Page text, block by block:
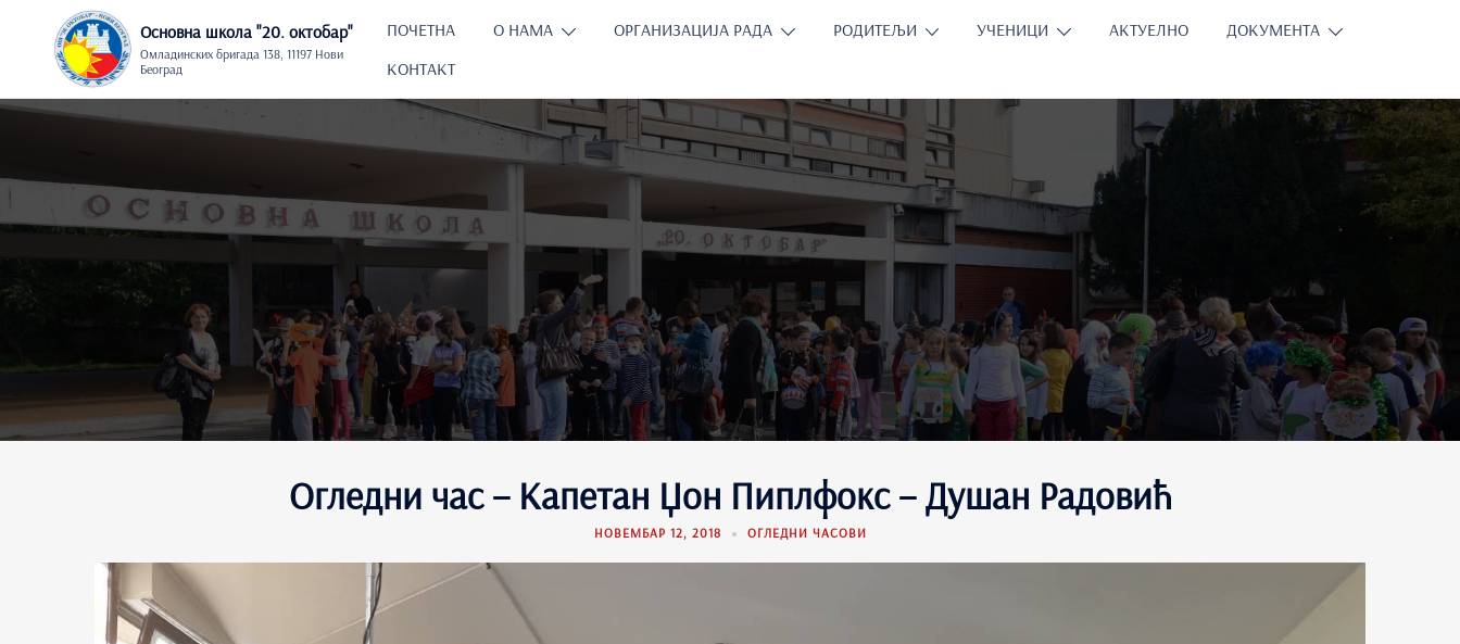
Основна школа "20. oктобар"
Омладинских бригада 138, 11197 Нови
Београд
ПОЧЕТНА О НАМА ОРГАНИЗАЦИЈА РАДА РОДИТЕЉИ УЧЕНИЦИ АКТУЕЛНО
ДОКУМЕНТА
КОНТАКТ
Огледни час – Капетан Џон Пиплфокс – Душан Радовић
НОВЕМБАР 12, 2018 ОГЛЕДНИ ЧАСОВИ